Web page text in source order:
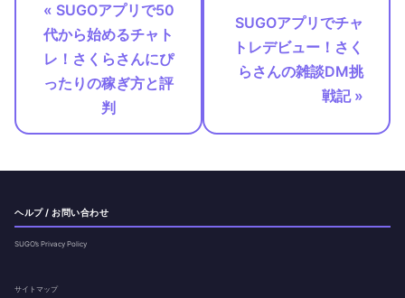
« SUGOアプリで50
代から始めるチャト
レ！さくらさんにぴ
ったりの稼ぎ方と評
判
SUGOアプリでチャ
トレデビュー！さく
らさんの雑談DM挑
戦記 »
ヘルプ / お問い合わせ
SUGO’s Privacy Policy
サイトマップ